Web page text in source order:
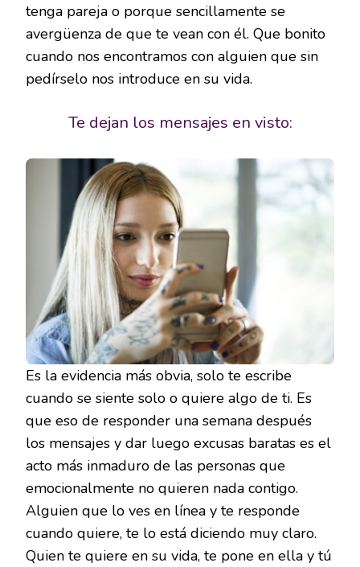
tenga pareja o porque sencillamente se
avergüenza de que te vean con él. Que bonito
cuando nos encontramos con alguien que sin
pedírselo nos introduce en su vida.
Te dejan los mensajes en visto:
Es la evidencia más obvia, solo te escribe
cuando se siente solo o quiere algo de ti. Es
que eso de responder una semana después
los mensajes y dar luego excusas baratas es el
acto más inmaduro de las personas que
emocionalmente no quieren nada contigo.
Alguien que lo ves en línea y te responde
cuando quiere, te lo está diciendo muy claro.
Quien te quiere en su vida, te pone en ella y tú